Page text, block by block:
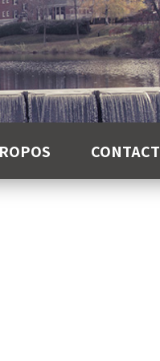
CONTACT